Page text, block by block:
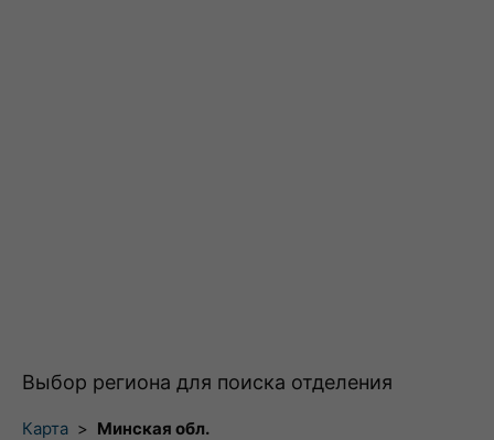
Выбор региона для поиска отделения
Карта > Минская обл.